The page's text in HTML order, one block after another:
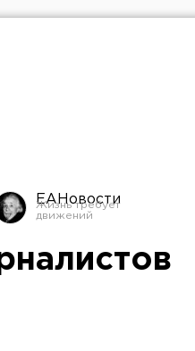
ЕАНовости